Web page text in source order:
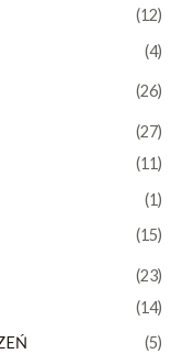
(12)
(4)
(26)
(27)
(11)
(1)
(15)
(23)
(14)
(5)